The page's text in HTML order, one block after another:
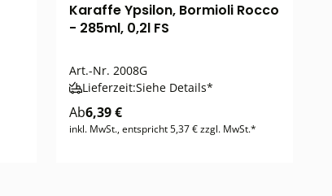
Karaffe Ypsilon, Bormioli Rocco
- 285ml, 0,2l FS
Art.-Nr. 2008G
Lieferzeit:Siehe Details*
Ab6,39 €
inkl. MwSt., entspricht 5,37 € zzgl. MwSt.*